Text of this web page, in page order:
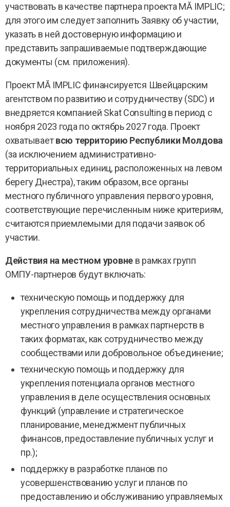
участвовать в качестве партнера проекта MĂ IMPLIC;
для этого им следует заполнить Заявку об участии,
указать в ней достоверную информацию и
представить запрашиваемые подтверждающие
документы (см. приложения).
Проект MĂ IMPLIC финансируется Швейцарским
агентством по развитию и сотрудничеству (SDC) и
внедряется компанией Skat Consulting в период с
ноября 2023 года по октябрь 2027 года. Проект
охватываетвсю территорию Республики Молдова
(за исключением административно-
территориальных единиц, расположенных на левом
берегу Днестра), таким образом, все органы
местного публичного управления первого уровня,
соответствующие перечисленным ниже критериям,
считаются приемлемыми для подачи заявок об
участии.
Действия на местном уровне в рамках групп
ОМПУ-партнеров будут включать:
техническую помощь и поддержку для
укрепления сотрудничества между органами
местного управления в рамках партнерств в
таких форматах, как сотрудничество между
сообществами или добровольное объединение;
техническую помощь и поддержку для
укрепления потенциала органов местного
управления в деле осуществления основных
функций (управление и стратегическое
планирование, менеджмент публичных
финансов, предоставление публичных услуг и
пр.);
поддержку в разработке планов по
усовершенствованию услуг и планов по
предоставлению и обслуживанию управляемых